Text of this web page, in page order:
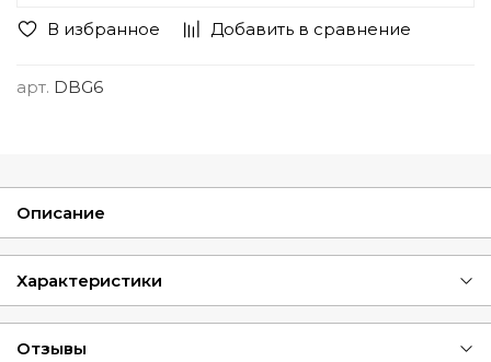
В избранное Добавить в сравнение
арт. DBG6
Описание
Характеристики
Отзывы